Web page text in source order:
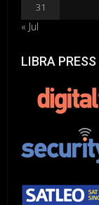
31
« Jul
LIBRA